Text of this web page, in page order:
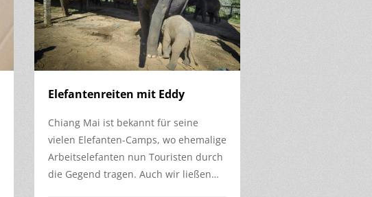
Elefantenreiten mit Eddy
Chiang Mai ist bekannt für seine
vielen Elefanten-Camps, wo ehemalige
Arbeitselefanten nun Touristen durch
die Gegend tragen. Auch wir ließen…